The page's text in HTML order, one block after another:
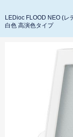
LEDioc FLOOD NEO (レ
白色 高演色タイプ